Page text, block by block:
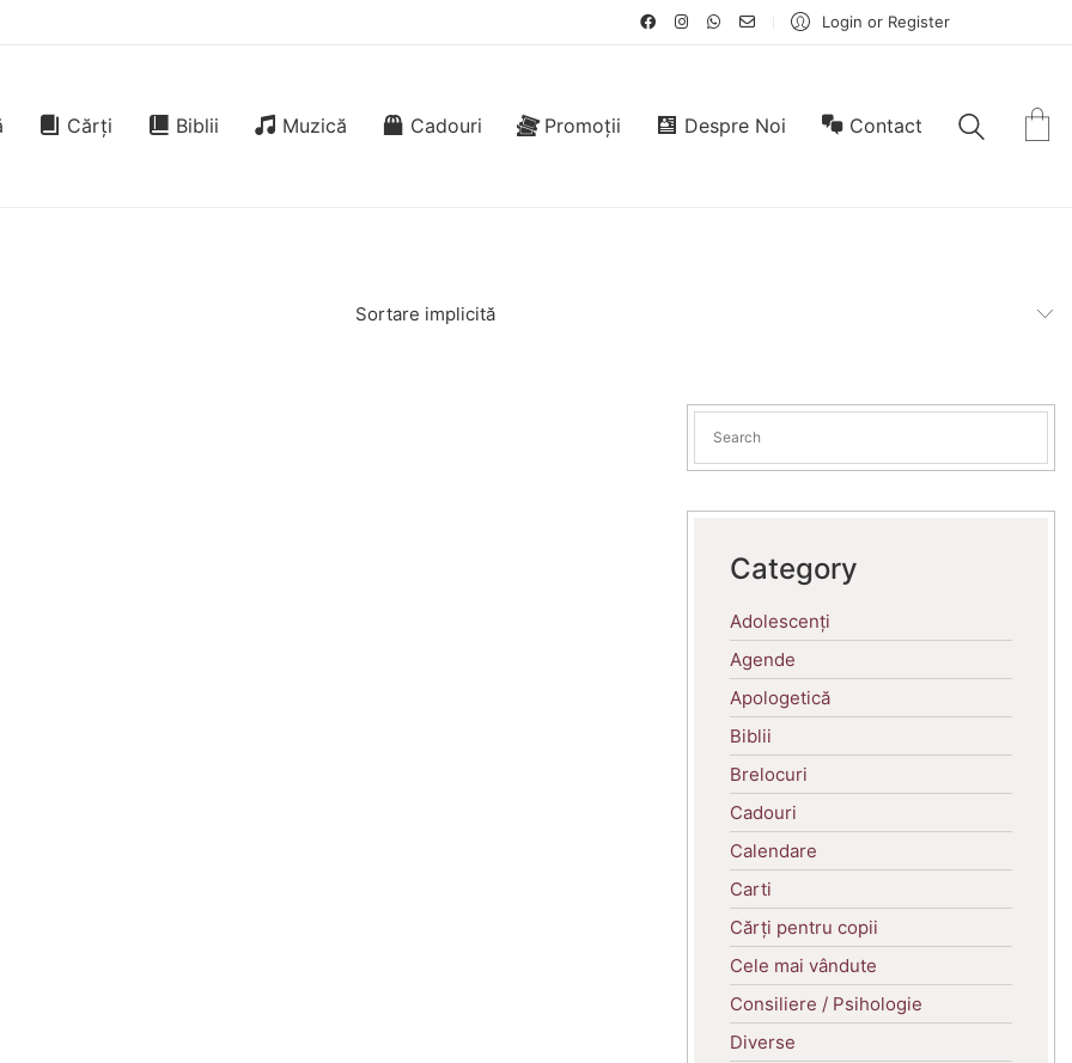
Login or Register
Cărți Biblii Muzică Cadouri Promoții Despre Noi Contact
Sortare implicită
Category
Adolescenți
Agende
Apologetică
Biblii
Brelocuri
Cadouri
Calendare
Carti
Cărți pentru copii
Cele mai vândute
Consiliere / Psihologie
Diverse